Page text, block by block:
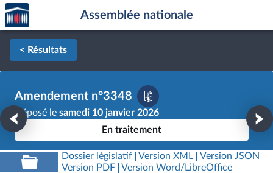
Aller au contenu
Aller en bas de la page
Accèder
à la
page
d'accueil
Assemblée nationale
< Résultats
Amendement n°3348
Déposé le samedi 10 janvier 2026
En traitement
Dossier législatif Version XML
Version JSON
Version PDF
Version Word/LibreOffice